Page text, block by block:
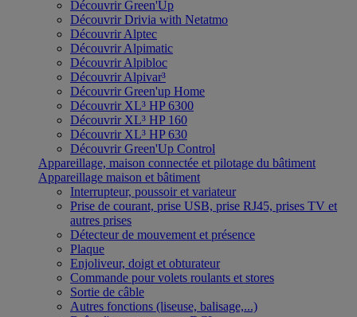
Découvrir Green'Up
Découvrir Drivia with Netatmo
Découvrir Alptec
Découvrir Alpimatic
Découvrir Alpibloc
Découvrir Alpivar³
Découvrir Green'up Home
Découvrir XL³ HP 6300
Découvrir XL³ HP 160
Découvrir XL³ HP 630
Découvrir Green'Up Control
Appareillage, maison connectée et pilotage du bâtiment
Appareillage maison et bâtiment
Interrupteur, poussoir et variateur
Prise de courant, prise USB, prise RJ45, prises TV et
autres prises
Détecteur de mouvement et présence
Plaque
Enjoliveur, doigt et obturateur
Commande pour volets roulants et stores
Sortie de câble
Autres fonctions (liseuse, balisage,...)